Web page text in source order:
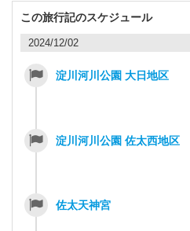
この旅行記のスケジュール
2024/12/02
淀川河川公園 大日地区
淀川河川公園 佐太西地区
佐太天神宮